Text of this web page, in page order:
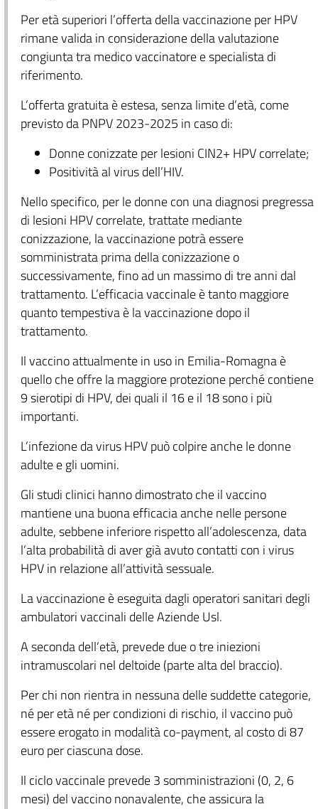
Per età superiori l’offerta della vaccinazione per HPV
rimane valida in considerazione della valutazione
congiunta tra medico vaccinatore e specialista di
riferimento.
L’offerta gratuita è estesa, senza limite d’età, come
previsto da PNPV 2023-2025 in caso di:
Donne conizzate per lesioni CIN2+ HPV correlate;
Positività al virus dell’HIV.
Nello specifico, per le donne con una diagnosi pregressa
di lesioni HPV correlate, trattate mediante
conizzazione, la vaccinazione potrà essere
somministrata prima della conizzazione o
successivamente, fino ad un massimo di tre anni dal
trattamento. L’efficacia vaccinale è tanto maggiore
quanto tempestiva è la vaccinazione dopo il
trattamento.
Il vaccino attualmente in uso in Emilia-Romagna è
quello che offre la maggiore protezione perché contiene
9 sierotipi di HPV, dei quali il 16 e il 18 sono i più
importanti.
L’infezione da virus HPV può colpire anche le donne
adulte e gli uomini.
Gli studi clinici hanno dimostrato che il vaccino
mantiene una buona efficacia anche nelle persone
adulte, sebbene inferiore rispetto all’adolescenza, data
l’alta probabilità di aver già avuto contatti con i virus
HPV in relazione all’attività sessuale.
La vaccinazione è eseguita dagli operatori sanitari degli
ambulatori vaccinali delle Aziende Usl.
A seconda dell’età, prevede due o tre iniezioni
intramuscolari nel deltoide (parte alta del braccio).
Per chi non rientra in nessuna delle suddette categorie,
né per età né per condizioni di rischio, il vaccino può
essere erogato in modalità co-payment, al costo di 87
euro per ciascuna dose.
Il ciclo vaccinale prevede 3 somministrazioni (0, 2, 6
mesi) del vaccino nonavalente, che assicura la